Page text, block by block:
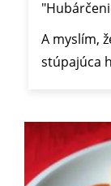
A myslím,
stúpajúca